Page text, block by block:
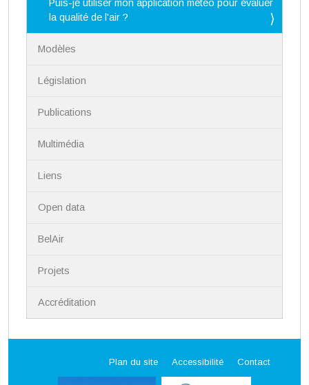
Puis-je utiliser mon application météo pour évaluer
la qualité de l'air ?
Modèles
Législation
Publications
Multimédia
Liens
Open data
BelAir
Projets
Accréditation
Plan du site Accessibilité Contact